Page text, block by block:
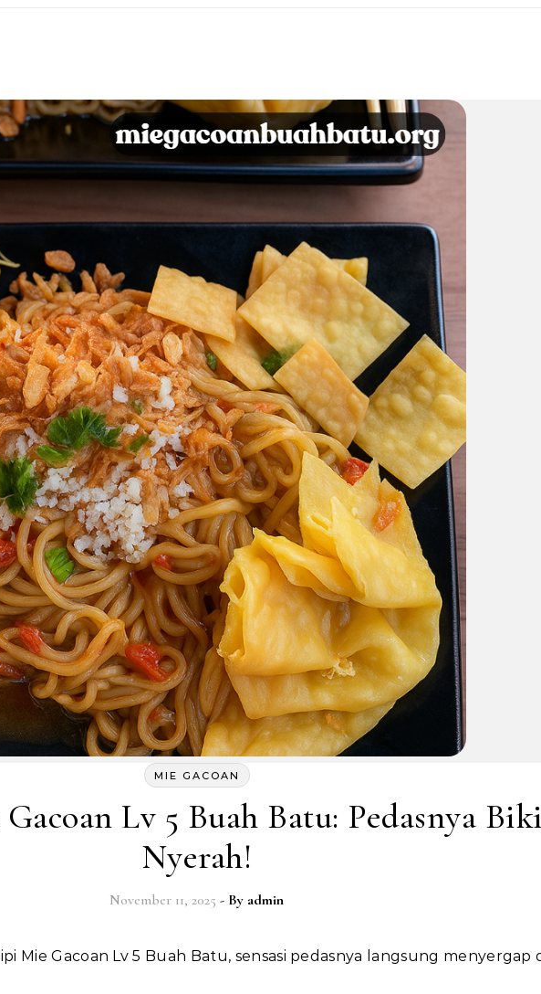
MIE GACOAN
Lv 5 Buah Batu: Pedasnya
Nyerah!
November 11, 2025 - By admin
Mie Gacoan Lv 5 Buah Batu, sensasi pedasnya langsung menyergap